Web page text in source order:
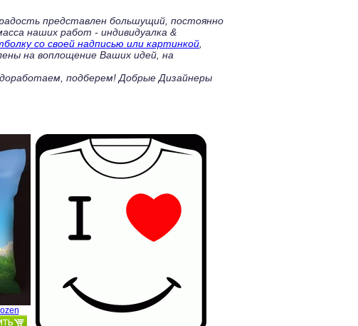
представлен большущий, постоянно
наших работ - индивидуалка &
со своей надписью или картинкой
на воплощение Ваших идей, на
подберем! Добрые Дизайнеры